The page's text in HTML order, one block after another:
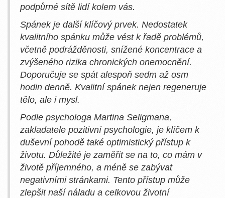
podpůrné sítě lidí kolem vás.
Spánek je další klíčový prvek. Nedostatek
kvalitního spánku může vést k řadě problémů,
včetně podrážděnosti, snížené koncentrace a
zvýšeného rizika chronických onemocnění.
Doporučuje se spát alespoň sedm až osm
hodin denně. Kvalitní spánek nejen regeneruje
tělo, ale i mysl.
Podle psychologa Martina Seligmana,
zakladatele pozitivní psychologie, je klíčem k
duševní pohodě také optimistický přístup k
životu. Důležité je zaměřit se na to, co mám v
životě příjemného, a méně se zabývat
negativními stránkami. Tento přístup může
zlepšit naší náladu a celkovou životní